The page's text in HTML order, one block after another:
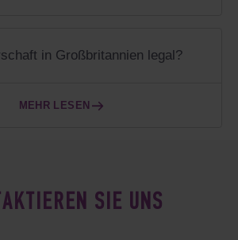
in Großbritannien legal?
MEHR LESEN
SIE UNS